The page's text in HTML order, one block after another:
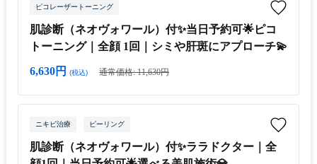
ピコレーザートーニング
肌診断（ネオヴォワール）付✨当日予約可🌟ピコ
トーニング｜全顔 1回｜シミや肝斑にアプローチ💫
6,630円 (税込) 通常価格: 11,630円
ニキビ治療 ピーリング
肌診断（ネオヴォワール）付✨ララドクター｜全